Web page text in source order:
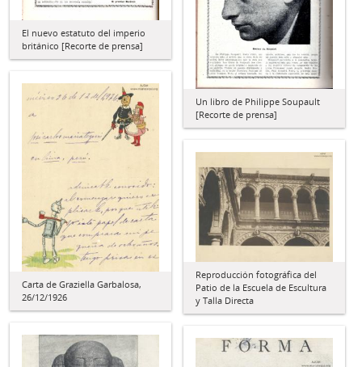
El nuevo estatuto del imperio
británico [Recorte de prensa]
Un libro de Philippe Soupault
[Recorte de prensa]
Carta de Graziella Garbalosa,
26/12/1926
Reproducción fotográfica del
Patio de la Escuela de Escultura
y Talla Directa